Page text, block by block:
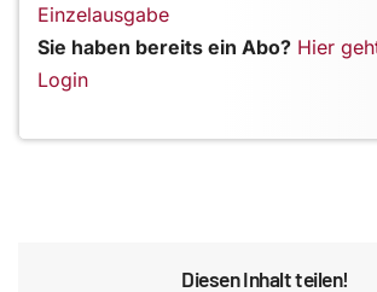
Einzelausgabe
Sie haben bereits ein Abo? Hier
Login
Diesen Inhalt teilen!